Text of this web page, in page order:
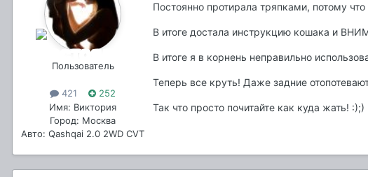
Пользователь
421
252
Имя: Виктория
Город: Москва
Авто: Qashqai 2.0 2WD CVT
Постоянно протирала тряпками, потому
В итоге достала инструкцию кошака и
В итоге я в корнень неправильно
Теперь все круть! Даже задние
Так что просто почитайте как куда жать! :);)